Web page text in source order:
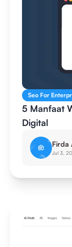
Seo For
5 Manfaat
Digital
Firda
Jul 3,